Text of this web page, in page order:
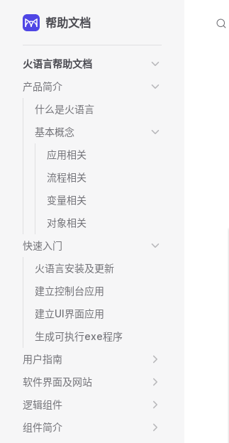
Skip to content
帮助文档
火语言帮助文档
产品简介
什么是火语言
基本概念
应用相关
流程相关
变量相关
对象相关
快速入门
火语言安装及更新
建立控制台应用
建立UI界面应用
生成可执行exe程序
用户指南
软件界面及网站
逻辑组件
组件简介